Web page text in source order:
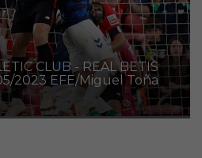
CLUB - REAL BETIS
2023 EFE/Miguel Toña